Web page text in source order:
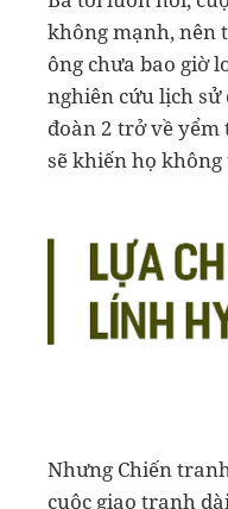
không mạnh, nên
ông chưa bao giờ
nghiên cứu lịch sử
đoàn 2 trở về yểm
sẽ khiến họ
Nhưng Chiến
cuộc giao tranh